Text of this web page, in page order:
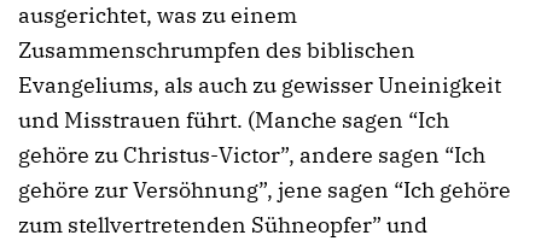
ausgerichtet, was zu einem
Zusammenschrumpfen des biblischen
Evangeliums, als auch zu gewisser Uneinigkeit
und Misstrauen führt. (Manche sagen “Ich
gehöre zu Christus-Victor”, andere sagen “Ich
gehöre zur Versöhnung”, jene sagen “Ich gehöre
zum stellvertretenden Sühneopfer” und